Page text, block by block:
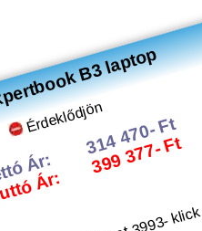
B3 laptop
Érdeklődjön
Ár:
Ár:
314 470- Ft
399 377- Ft
- klick